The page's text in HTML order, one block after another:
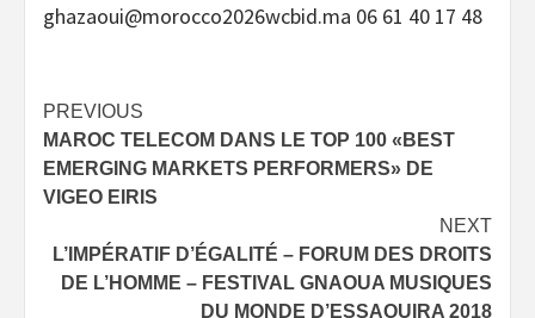
ghazaoui@morocco2026wcbid.ma 06 61 40 17 48
Continue
Reading
PREVIOUS
MAROC TELECOM DANS LE TOP 100 «BEST
EMERGING MARKETS PERFORMERS» DE
VIGEO EIRIS
NEXT
L’IMPÉRATIF D’ÉGALITÉ – FORUM DES DROITS
DE L’HOMME – FESTIVAL GNAOUA MUSIQUES
DU MONDE D’ESSAOUIRA 2018